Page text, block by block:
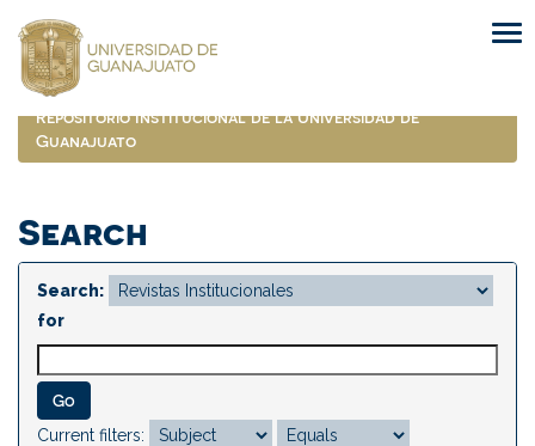
navigation
Repositorio Institucional de la Universidad de
Guanajuato
Search
Search:
for
Current filters: